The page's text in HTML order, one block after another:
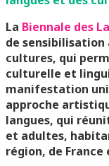
La Biennale des
de sensibilisation
cultures, qui
culturelle et
manifestation
approche
langues, qui
et adultes,
région, de